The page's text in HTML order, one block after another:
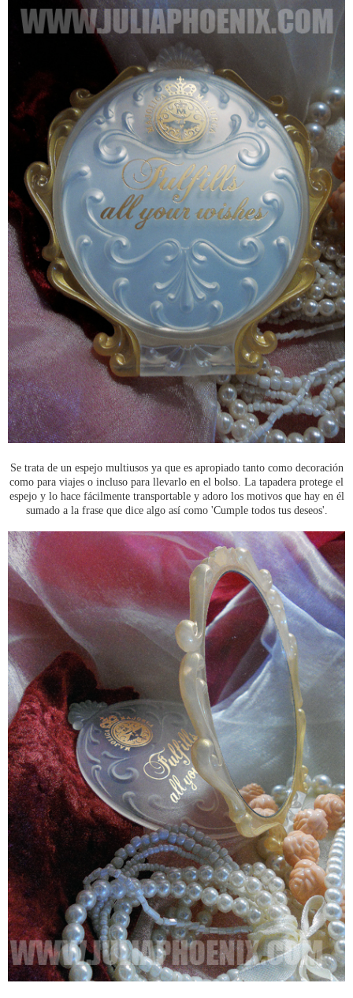
Se trata de un espejo multiusos ya que es apropiado tanto como decoración
como para viajes o incluso para llevarlo en el bolso. La tapadera protege el
espejo y lo hace fácilmente transportable y adoro los motivos que hay en él
sumado a la frase que dice algo así como 'Cumple todos tus deseos'.